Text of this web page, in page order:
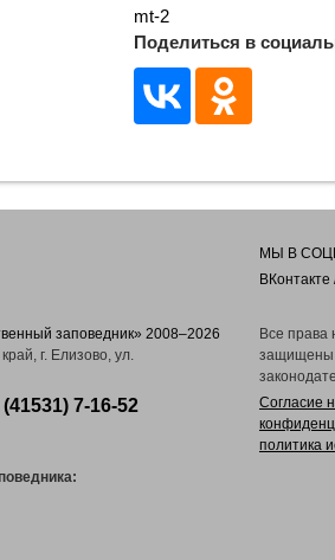
mt-2
Поделиться в
МЫ В
ВКонтакте
заповедник» 2008–2026
г. Елизово, ул.
(41531) 7-16-52
Все права
защищены
Согласие
политика